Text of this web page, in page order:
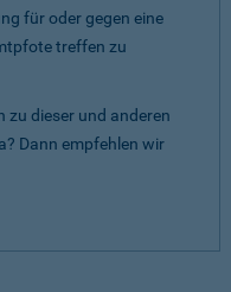
für oder gegen eine
treffen zu
zu dieser und anderen
Dann empfehlen wir